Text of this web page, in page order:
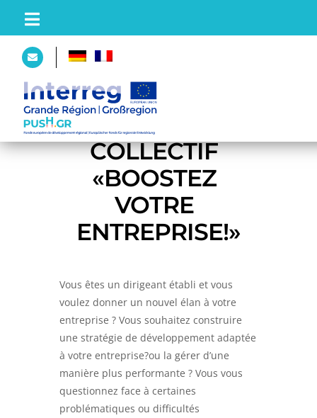
PAGE
D’ACCUEIL
ACTUALITÉS
COACHING
COLLECTIF
«BOOSTEZ
VOTRE
ENTREPRISE!»
Vous êtes un dirigeant établi et vous
voulez donner un nouvel élan à votre
entreprise ? Vous souhaitez construire
une stratégie de développement adaptée
à votre entreprise?ou la gérer d’une
manière plus performante ? Vous vous
questionnez face à certaines
problématiques ou difficultés